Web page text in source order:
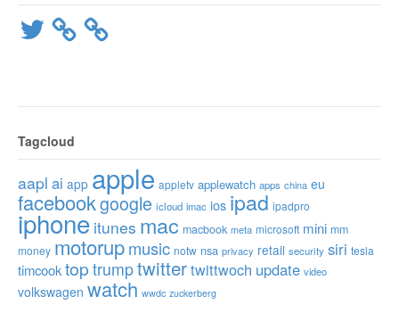
Twitter
Tagcloud
aapl ai app apple appletv applewatch apps china eu
facebookgoogle icloud imac ios ipad ipadpro
iphone itunes mac macbook meta microsoft mini mm
money motorupmusic notw nsa privacy retail security siri tesla
timcooktop trumptwittertwittwoch update video
volkswagen watch wwdc zuckerberg